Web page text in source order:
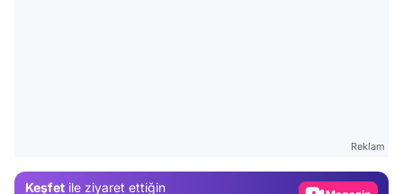
Reklam
Keşfet ile ziyaret ettiğin